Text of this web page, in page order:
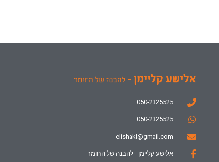
050-2325525
050-2325525
elishakl@gmail.com
אלישע קליימן - להבנה של החומר